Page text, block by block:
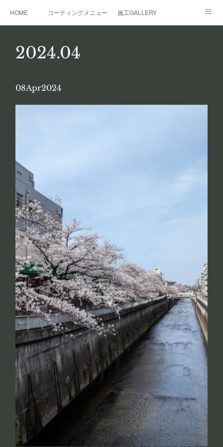
HOME コーティングメニュー 施工GALLERY
2024.04
08Apr2024